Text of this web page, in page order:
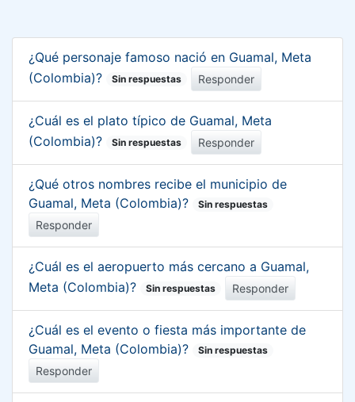
¿Qué personaje famoso nació en Guamal, Meta
(Colombia)?
Sin respuestas Responder
¿Cuál es el plato típico de Guamal, Meta
(Colombia)?
Sin respuestas Responder
¿Qué otros nombres recibe el municipio de
Guamal, Meta (Colombia)?
Sin respuestas
Responder
¿Cuál es el aeropuerto más cercano a Guamal,
Meta (Colombia)?
Sin respuestas Responder
¿Cuál es el evento o fiesta más importante de
Guamal, Meta (Colombia)?
Sin respuestas
Responder